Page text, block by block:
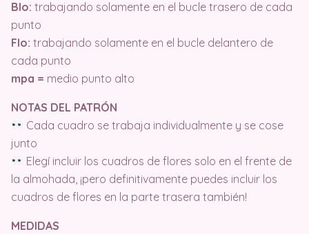
Blo: trabajando solamente en el bucle trasero de cada
punto
Flo: trabajando solamente en el bucle delantero de
cada punto
mpa = medio punto alto
NOTAS DEL PATRÓN
Cada cuadro se trabaja individualmente y se cose
junto
Elegí incluir los cuadros de flores solo en el frente de
la almohada, ¡pero definitivamente puedes incluir los
cuadros de flores en la parte trasera también!
MEDIDAS